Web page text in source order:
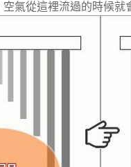
氣從這裡流過的時候就